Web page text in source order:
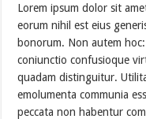
Lorem ipsum dolor sit
eorum nihil est eius
bonorum. Non autem
coniunctio confusioque
quadam distinguitur.
emolumenta communia
peccata non habentur